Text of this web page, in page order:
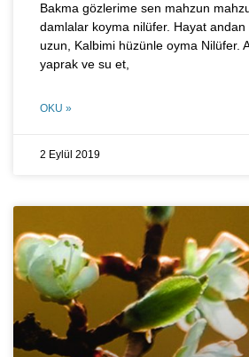
Bakma gözlerime sen mahzun
damlalar koyma nilüfer. Hayat andan
uzun, Kalbimi hüzünle oyma Nilüfer.
yaprak ve su et,
OKU »
2 Eylül 2019